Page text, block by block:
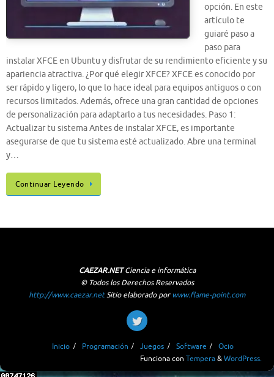
opción. En este
artículo te
guiaré paso a
paso para
instalar XFCE en Ubuntu y disfrutar de su rendimiento eficiente y su
apariencia atractiva. ¿Por qué elegir XFCE? XFCE es conocido por
ser rápido y ligero, lo que lo hace ideal para equipos antiguos o con
recursos limitados. Además, ofrece una gran cantidad de opciones
de personalización para adaptarlo a tus necesidades. Paso 1:
Actualizar tu sistema Antes de instalar XFCE, es importante
asegurarse de que tu sistema esté actualizado. Abre una terminal
y…
Continuar Leyendo
CAEZAR.NETCiencia e informática
© Todos los Derechos Reservados
http://www.caezar.netSitio elaborado porwww.flame-point.com
Inicio Programación Juegos Software
Ocio
Funciona con Tempera&WordPress.